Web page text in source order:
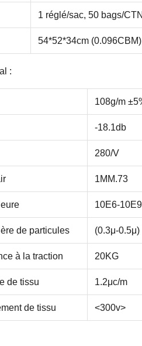
1 réglé/sac, 50 bags/CTN
54*52*34cm (0.096CBM)
:
108g/m
-18.1db
280/V
1MM.73
10E6-10E9
de particules (0.3μ-
à la traction 20KG
de tissu 1.2μc/m
de tissu <300v>